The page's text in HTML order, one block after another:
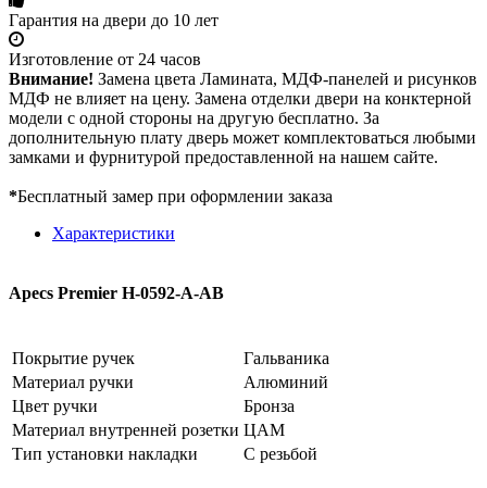
Гарантия на двери до 10 лет
Изготовление от 24 часов
Внимание! Замена цвета Ламината, МДФ-панелей и рисунков
МДФ не влияет на цену. Замена отделки двери на конктерной
модели с одной стороны на другую бесплатно. За
дополнительную плату дверь может комплектоваться любыми
замками и фурнитурой предоставленной на нашем сайте.
*Бесплатный замер при оформлении заказа
Характеристики
Apecs Premier H-0592-A-AB
Покрытие ручек
Гальваника
Материал ручки
Алюминий
Цвет ручки
Бронза
Материал внутренней розетки ЦАМ
Тип установки накладки
С резьбой